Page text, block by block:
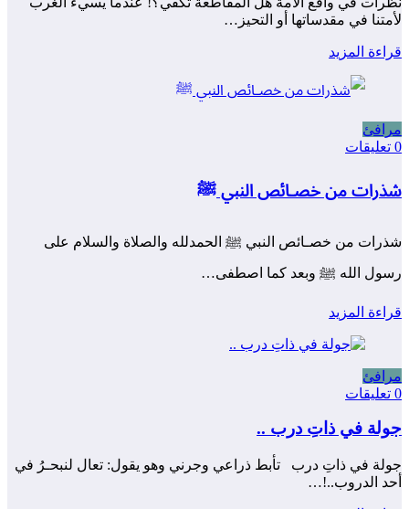
لأمتنا في مقدساتها أو التحيز…
قراءة المزيد
مرافئ
0 تعليقات
شذرات من خصـائص النبي ﷺ
شذرات من خصـائص النبي ﷺ الحمدلله والصلاة والسلام على
رسول الله ﷺ وبعد كما اصطفى…
قراءة المزيد
مرافئ
0 تعليقات
جولة في ذاتِ درب ..
جولة في ذاتِ درب تأبط ذراعي وجرني وهو يقول: تعال لنبحـرُ في
أحد الدروب..!…